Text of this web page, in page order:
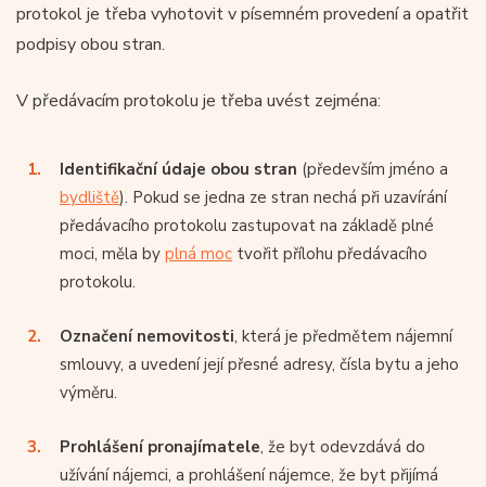
protokol je třeba vyhotovit v písemném provedení a opatřit
podpisy obou stran.
V předávacím protokolu je třeba uvést zejména:
Identifikační údaje obou stran (především jméno a
bydliště). Pokud se jedna ze stran nechá při uzavírání
předávacího protokolu zastupovat na základě plné
moci, měla by plná moc tvořit přílohu předávacího
protokolu.
Označení nemovitosti, která je předmětem nájemní
smlouvy, a uvedení její přesné adresy, čísla bytu a jeho
výměru.
Prohlášení pronajímatele, že byt odevzdává do
užívání nájemci, a prohlášení nájemce, že byt přijímá